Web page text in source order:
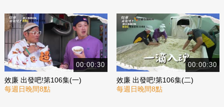
00:00:30
效廉 出發吧!第106集(一)
每週日晚間8點
00:00:30
效廉 出發吧!第106集(二)
每週日晚間8點